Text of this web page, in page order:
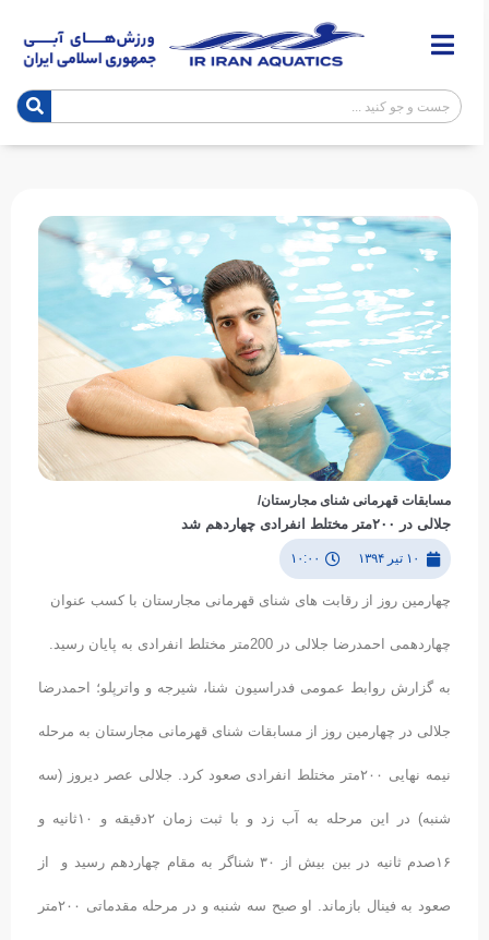
مسابقات قهرمانی شنای مجارستان/
جلالی در ۲۰۰متر مختلط انفرادی چهاردهم شد
۱۰ تیر ۱۳۹۴ ۱۰:۰۰
چهارمین روز از رقابت های شنای قهرمانی مجارستان با کسب عنوان
چهاردهمی احمدرضا جلالی در 200متر مختلط انفرادی به پایان رسید.
به گزارش روابط عمومی فدراسیون شنا، شیرجه و واترپلو؛ احمدرضا
جلالی در چهارمین روز از مسابقات شنای قهرمانی مجارستان به مرحله
نیمه نهایی ۲۰۰متر مختلط انفرادی صعود کرد. جلالی عصر دیروز (سه
شنبه) در این مرحله به آب زد و با ثبت زمان ۲دقیقه و ۱۰ثانیه و
۱۶صدم ثانیه در بین بیش از ۳۰ شناگر به مقام چهاردهم رسید و از
صعود به فینال بازماند. او صبح سه شنبه و در مرحله مقدماتی ۲۰۰متر